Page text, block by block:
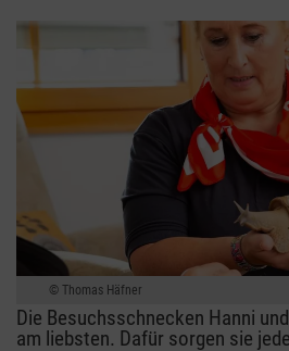
Thomas Häfner
Die Besuchsschnecken Hanni
am liebsten. Dafür sorgen sie